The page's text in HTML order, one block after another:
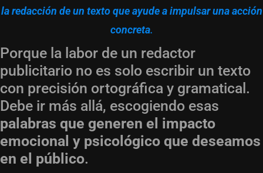
la redacción de un texto que ayude a impulsar una acción
concreta.
Porque la labor de un redactor
publicitario no es solo escribir un texto
con precisión ortográfica y gramatical.
Debe ir más allá, escogiendo esas
palabras que generen el impacto
emocional y psicológico que deseamos
en el público.